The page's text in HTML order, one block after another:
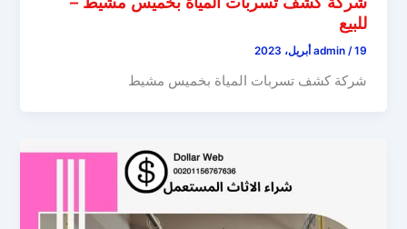
للبيع
admin /19 أبريل، 2023
شركة كشف تسربات المياة بخميس مشيط